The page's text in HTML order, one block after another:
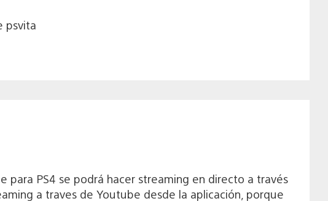
psvita
PS4 se podrá hacer streaming en directo a través
a traves de Youtube desde la aplicación, porque